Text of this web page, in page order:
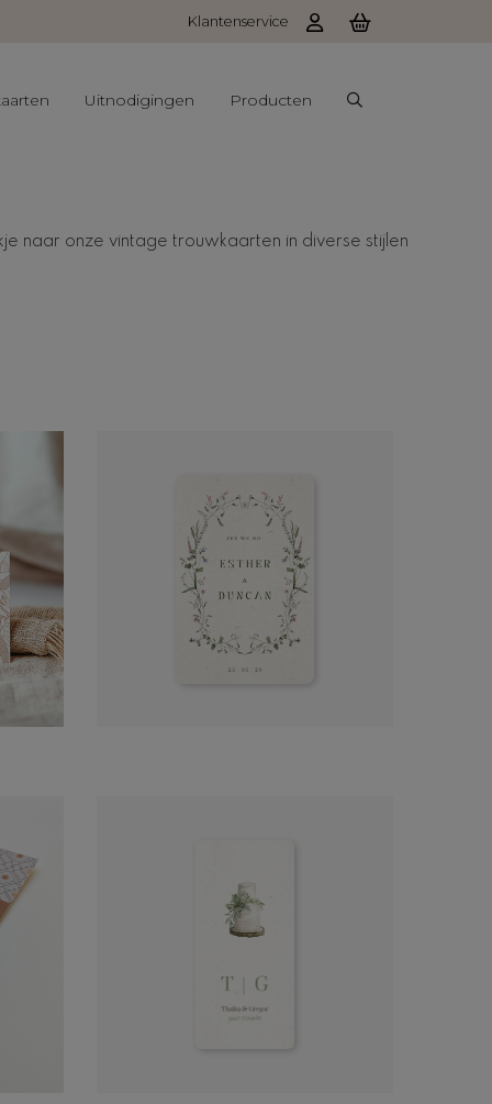
Klantenservice
Uitnodigingen Producten
naar onze vintage trouwkaarten in diverse stijlen